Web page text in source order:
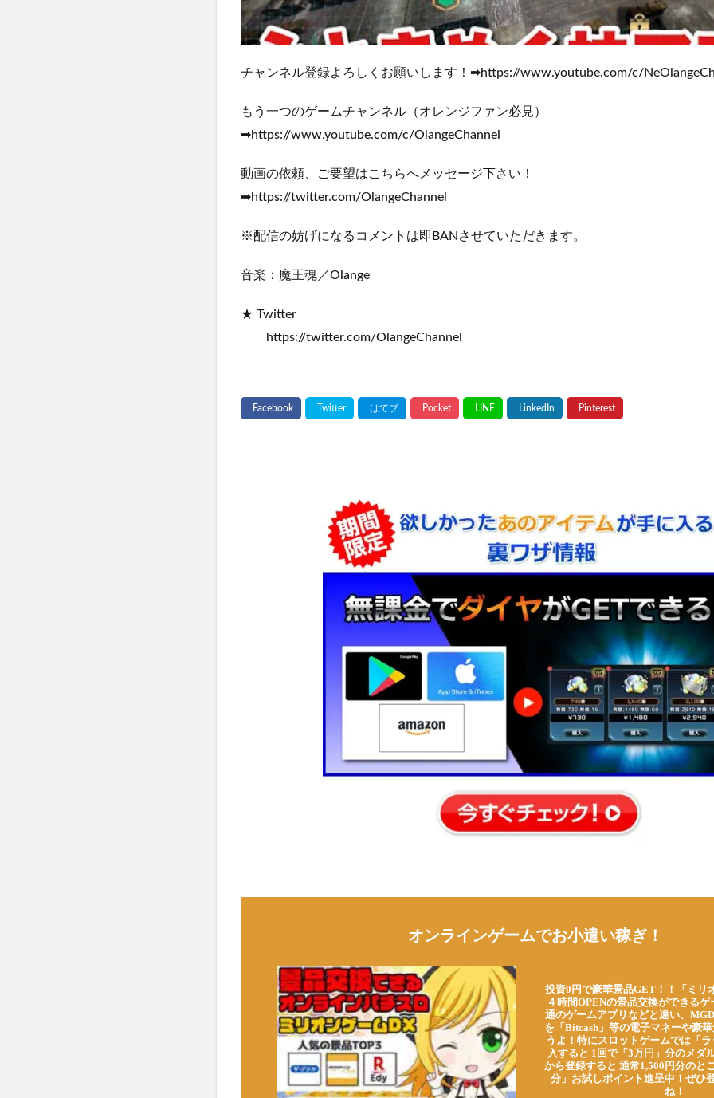
チャンネル登録よろしくお願いします！➡https://www.youtube.com/c/
もう一つのゲームチャンネル（オレンジファン必見）
➡https://www.youtube.com/c/OlangeChannel
動画の依頼、ご要望はこちらへメッセージ下さい！
➡https://twitter.com/OlangeChannel
※配信の妨げになるコメントは即BANさせていただきます。
音楽：魔王魂／Olange
★ Twitter
https://twitter.com/OlangeChannel
オンラインゲームでお小遣い稼ぎ！
投資0円で豪華景品GET！！「ミリ
４時間OPENの景品交換ができる
通のゲームアプリなどと違い、
を「Bitcash」等の電子マネーや豪
うよ！特にスロットゲームでは「
入すると 1回で「3万円」分のメダ
から登録すると 通常1,500円分のと
分」お試しポイント進呈中！ぜひ
ね！